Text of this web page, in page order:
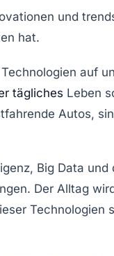
auf
tägliches Leben
Autos,
, Big Data und
Der Alltag